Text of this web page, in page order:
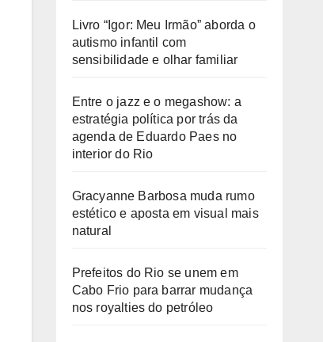
Livro “Igor: Meu Irmão” aborda o
autismo infantil com
sensibilidade e olhar familiar
Entre o jazz e o megashow: a
estratégia política por trás da
agenda de Eduardo Paes no
interior do Rio
Gracyanne Barbosa muda rumo
estético e aposta em visual mais
natural
Prefeitos do Rio se unem em
Cabo Frio para barrar mudança
nos royalties do petróleo